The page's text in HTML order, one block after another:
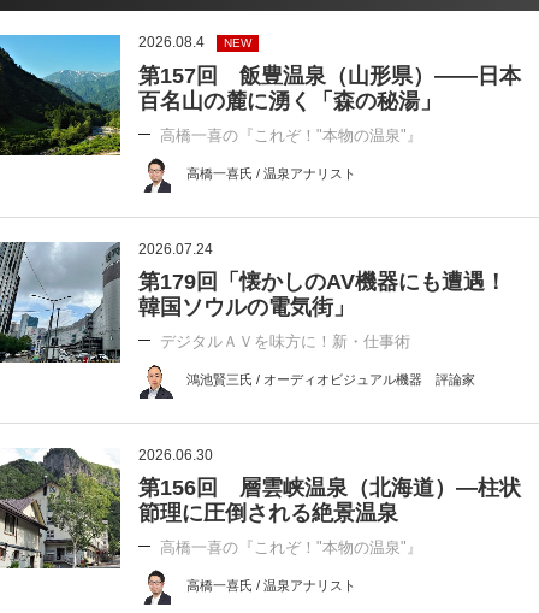
2026.08.4 NEW
第157回 飯豊温泉（山形県）――日本
百名山の麓に湧く「森の秘湯」
高橋一喜の『これぞ！"本物の温泉"』
高橋一喜氏 / 温泉アナリスト
2026.07.24
第179回「懐かしのAV機器にも遭遇！
韓国ソウルの電気街」
デジタルＡＶを味方に！新・仕事術
鴻池賢三氏 / オーディオビジュアル機器 評論家
2026.06.30
第156回 層雲峡温泉（北海道）―柱状
節理に圧倒される絶景温泉
高橋一喜の『これぞ！"本物の温泉"』
高橋一喜氏 / 温泉アナリスト